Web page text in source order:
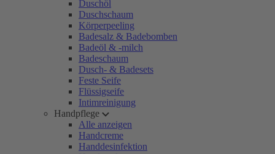
Duschöl
Duschschaum
Körperpeeling
Badesalz & Badebomben
Badeöl & -milch
Badeschaum
Dusch- & Badesets
Feste Seife
Flüssigseife
Intimreinigung
Handpflege
Alle anzeigen
Handcreme
Handdesinfektion